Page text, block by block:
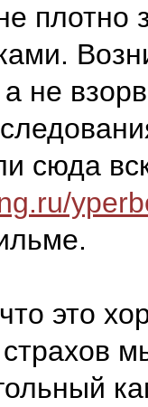
плотно
а не
сюда
это